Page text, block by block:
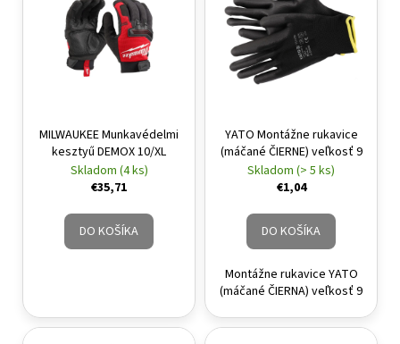
MILWAUKEE Munkavédelmi
kesztyű DEMOX 10/XL
Skladom (4 ks)
€35,71
DO KOŠÍKA
YATO Montážne rukavice
(máčané ČIERNE) veľkosť 9
Skladom (> 5 ks)
€1,04
DO KOŠÍKA
Montážne rukavice YATO
(máčané ČIERNA) veľkosť 9